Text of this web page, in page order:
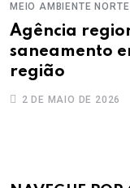
MEIO AMBIENTE
Agência
saneamento
região
2 DE MAIO DE 2026